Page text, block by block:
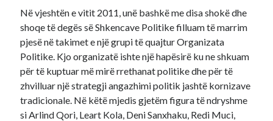
Në vjeshtën e vitit 2011, unë bashkë me disa shokë dhe
shoqe të degës së Shkencave Politike filluam të marrim
pjesë në takimet e një grupi të quajtur Organizata
Politike. Kjo organizatë ishte një hapësirë ku ne shkuam
për të kuptuar më mirë rrethanat politike dhe për të
zhvilluar një strategji angazhimi politik jashtë kornizave
tradicionale. Në këtë mjedis gjetëm figura të ndryshme
si Arlind Qori, Leart Kola, Deni Sanxhaku, Redi Muci,